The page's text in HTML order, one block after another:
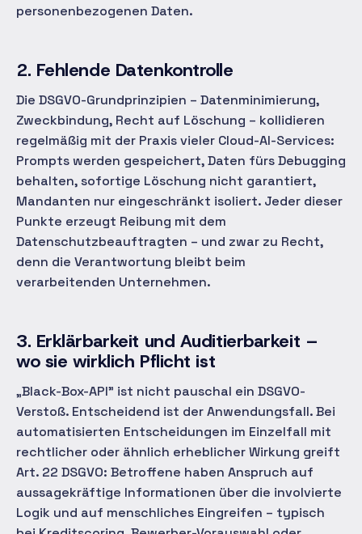
personenbezogenen Daten.
2. Fehlende Datenkontrolle
Die DSGVO-Grundprinzipien – Datenminimierung,
Zweckbindung, Recht auf Löschung – kollidieren
regelmäßig mit der Praxis vieler Cloud-AI-Services:
Prompts werden gespeichert, Daten fürs Debugging
behalten, sofortige Löschung nicht garantiert,
Mandanten nur eingeschränkt isoliert. Jeder dieser
Punkte erzeugt Reibung mit dem
Datenschutzbeauftragten – und zwar zu Recht,
denn die Verantwortung bleibt beim
verarbeitenden Unternehmen.
3. Erklärbarkeit und Auditierbarkeit –
wo sie wirklich Pflicht ist
„Black-Box-API" ist nicht pauschal ein DSGVO-
Verstoß. Entscheidend ist der Anwendungsfall. Bei
automatisierten Entscheidungen im Einzelfall mit
rechtlicher oder ähnlich erheblicher Wirkung greift
Art. 22 DSGVO: Betroffene haben Anspruch auf
aussagekräftige Informationen über die involvierte
Logik und auf menschliches Eingreifen – typisch